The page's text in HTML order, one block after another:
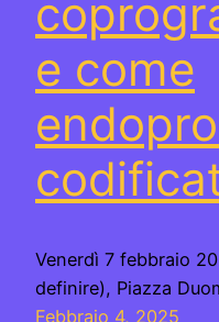
e come
Venerdì 7 febbraio
definire), Piazza
Febbraio 4, 2025